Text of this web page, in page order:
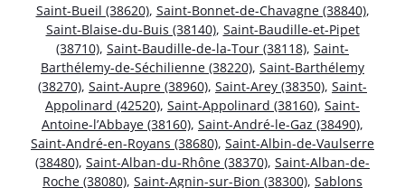
Saint-Bueil (38620), Saint-Bonnet-de-Chavagne (38840),
Saint-Blaise-du-Buis (38140), Saint-Baudille-et-Pipet
(38710), Saint-Baudille-de-la-Tour (38118), Saint-
Barthélemy-de-Séchilienne (38220), Saint-Barthélemy
(38270), Saint-Aupre (38960), Saint-Arey (38350), Saint-
Appolinard (42520), Saint-Appolinard (38160), Saint-
Antoine-l’Abbaye (38160), Saint-André-le-Gaz (38490),
Saint-André-en-Royans (38680), Saint-Albin-de-Vaulserre
(38480), Saint-Alban-du-Rhône (38370), Saint-Alban-de-
Roche (38080), Saint-Agnin-sur-Bion (38300), Sablons